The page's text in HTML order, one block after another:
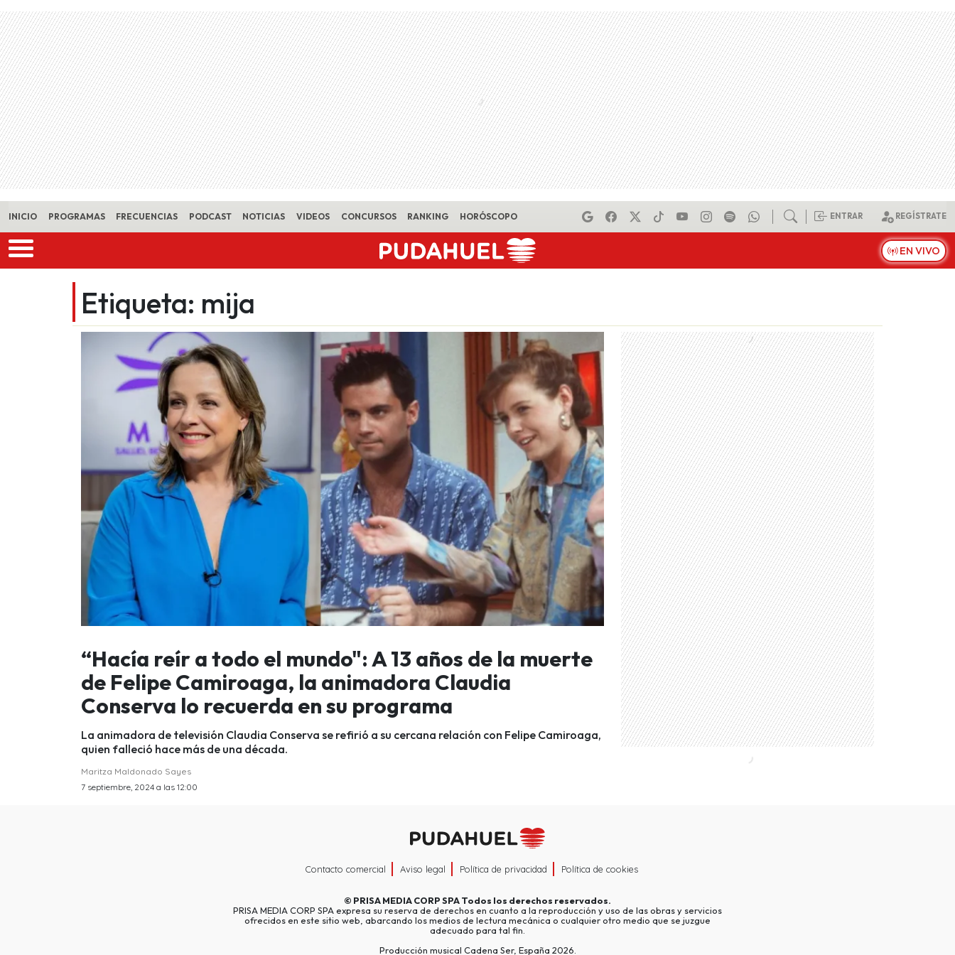
Skip to main content
INICIO PROGRAMAS FRECUENCIAS PODCAST NOTICIAS VIDEOS CONCURSOS RANKING HORÓSCOPO ENTRAR REGÍSTRATE
EN VIVO
Etiqueta: mija
“Hacía reír a todo el mundo": A 13 años de la muerte
de Felipe Camiroaga, la animadora Claudia
Conserva lo recuerda en su programa
La animadora de televisión Claudia Conserva se refirió a su cercana relación con Felipe Camiroaga,
quien falleció hace más de una década.
Maritza Maldonado Sayes
7 septiembre, 2024 a las 12:00
Contacto comercial Aviso legal Política de privacidad Política de cookies
© PRISA MEDIA CORP SPATodos los derechos reservados.
PRISA MEDIA CORP SPA expresa su reserva de derechos en cuanto a la reproducción y uso de las obras y servicios
ofrecidos en este sitio web, abarcando los medios de lectura mecánica o cualquier otro medio que se juzgue
adecuado para tal fin.
Producción musical Cadena Ser, España 2026.